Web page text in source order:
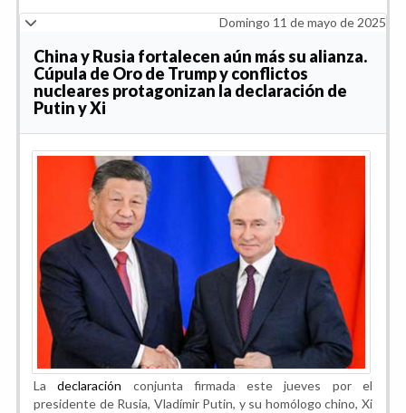
Domingo 11 de mayo de 2025
China y Rusia fortalecen aún más su alianza.
Cúpula de Oro de Trump y conflictos
nucleares protagonizan la declaración de
Putin y Xi
Ladeclaración conjunta firmada este jueves por el
presidente de Rusia, Vladímir Putin, y su homólogo chino, Xi